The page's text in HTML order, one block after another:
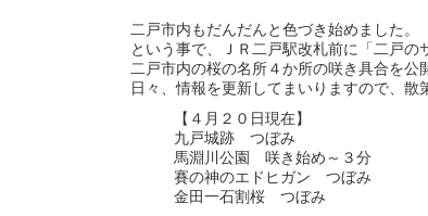
二戸市内もだんだんと色づき始めました。
という事で、ＪＲ二戸駅改札前に「二戸の
二戸市内の桜の名所４か所の咲き具合を公
日々、情報を更新してまいりますので、散
【４月２０日現在】
九戸城跡 つぼみ
馬淵川公園 咲き始め～３分
賽の神のエドヒガン つぼみ
金田一石割桜 つぼみ